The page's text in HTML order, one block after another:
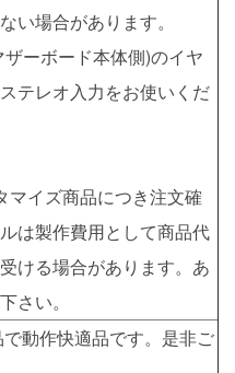
い場合があります。
ーボード本体側)のイヤ
テレオ入力をお使いくだ
マイズ商品につき注文確
は製作費用として商品代
ける場合があります。あ
さい。
動作快適品です。是非ご